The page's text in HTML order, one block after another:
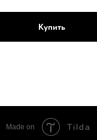
Купить
Made on Tilda